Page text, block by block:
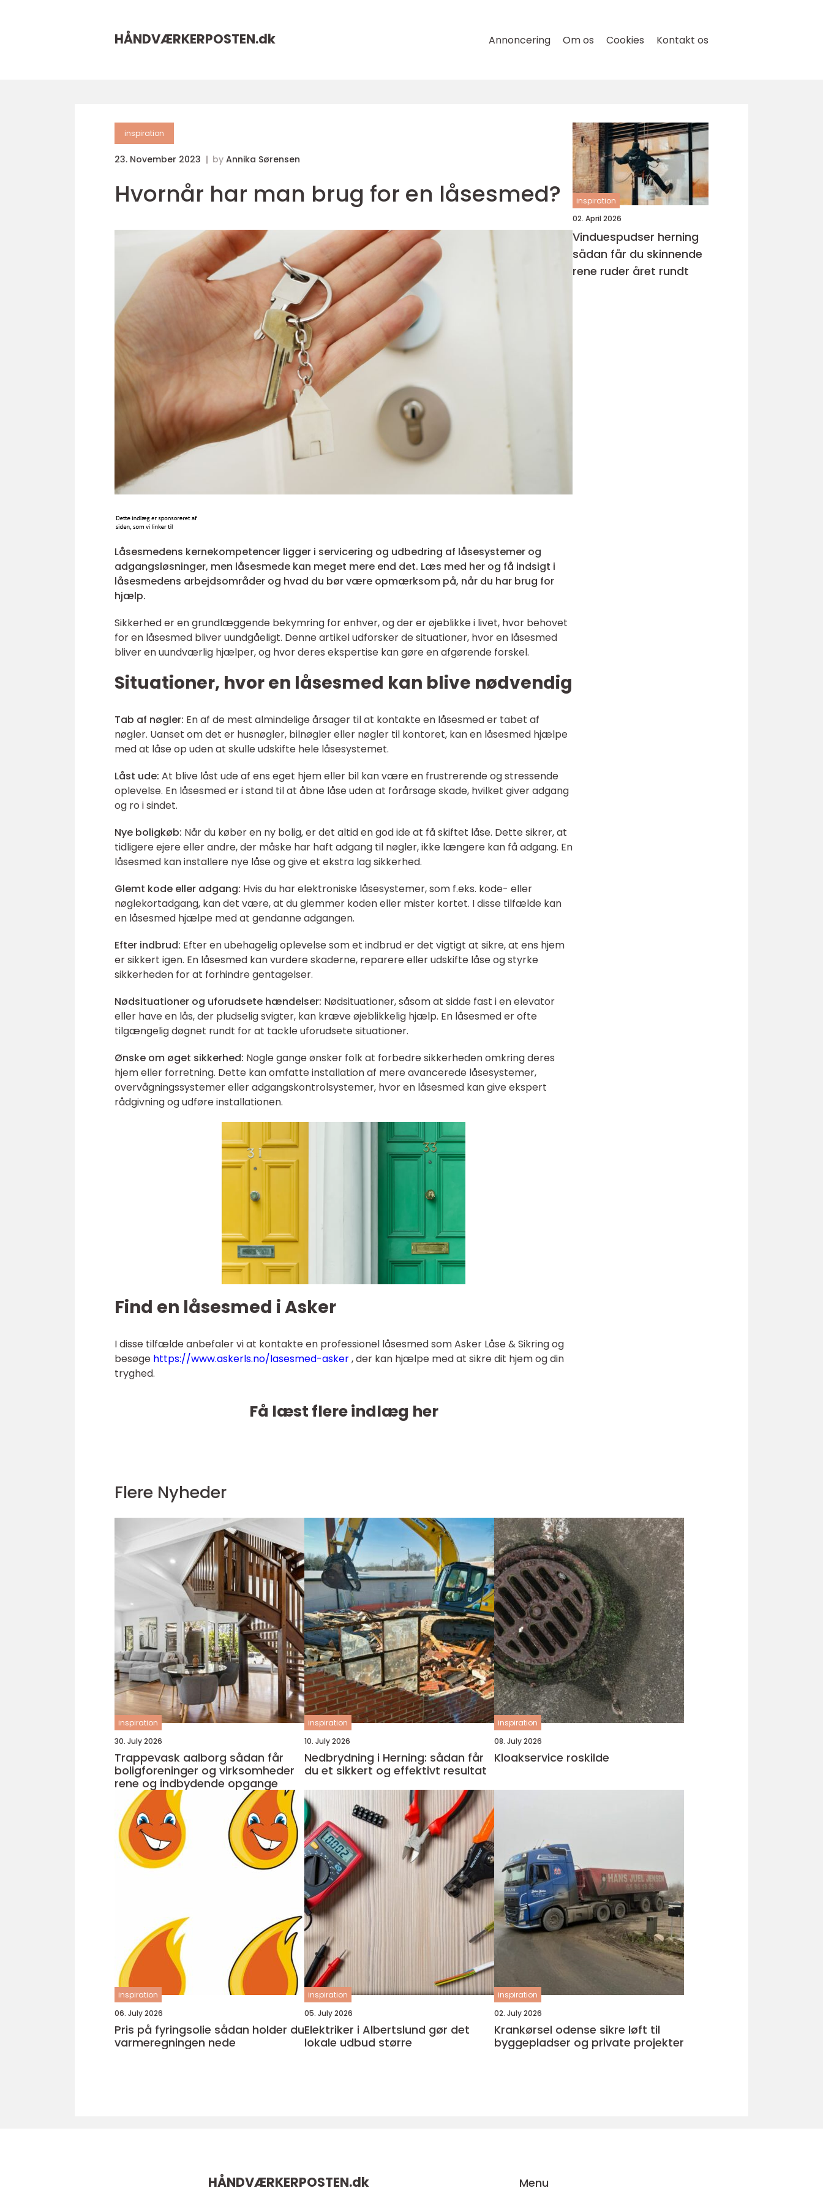
HÅNDVÆRKERPOSTEN.dk Annoncering Om os Cookies Kontakt os
inspiration
23. November 2023 by Annika Sørensen
Hvornår har man brug for en låsesmed?
Låsesmedens kernekompetencer ligger i servicering og udbedring af låsesystemer og
adgangsløsninger, men låsesmede kan meget mere end det. Læs med her og få indsigt i
låsesmedens arbejdsområder og hvad du bør være opmærksom på, når du har brug for
hjælp.
Sikkerhed er en grundlæggende bekymring for enhver, og der er øjeblikke i livet, hvor behovet
for en låsesmed bliver uundgåeligt. Denne artikel udforsker de situationer, hvor en låsesmed
bliver en uundværlig hjælper, og hvor deres ekspertise kan gøre en afgørende forskel.
Situationer, hvor en låsesmed kan blive nødvendig
Tab af nøgler: En af de mest almindelige årsager til at kontakte en låsesmed er tabet af
nøgler. Uanset om det er husnøgler, bilnøgler eller nøgler til kontoret, kan en låsesmed hjælpe
med at låse op uden at skulle udskifte hele låsesystemet.
Låst ude: At blive låst ude af ens eget hjem eller bil kan være en frustrerende og stressende
oplevelse. En låsesmed er i stand til at åbne låse uden at forårsage skade, hvilket giver adgang
og ro i sindet.
Nye boligkøb: Når du køber en ny bolig, er det altid en god ide at få skiftet låse. Dette sikrer, at
tidligere ejere eller andre, der måske har haft adgang til nøgler, ikke længere kan få adgang. En
låsesmed kan installere nye låse og give et ekstra lag sikkerhed.
Glemt kode eller adgang: Hvis du har elektroniske låsesystemer, som f.eks. kode- eller
nøglekortadgang, kan det være, at du glemmer koden eller mister kortet. I disse tilfælde kan
en låsesmed hjælpe med at gendanne adgangen.
Efter indbrud: Efter en ubehagelig oplevelse som et indbrud er det vigtigt at sikre, at ens hjem
er sikkert igen. En låsesmed kan vurdere skaderne, reparere eller udskifte låse og styrke
sikkerheden for at forhindre gentagelser.
Nødsituationer og uforudsete hændelser: Nødsituationer, såsom at sidde fast i en elevator
eller have en lås, der pludselig svigter, kan kræve øjeblikkelig hjælp. En låsesmed er ofte
tilgængelig døgnet rundt for at tackle uforudsete situationer.
Ønske om øget sikkerhed: Nogle gange ønsker folk at forbedre sikkerheden omkring deres
hjem eller forretning. Dette kan omfatte installation af mere avancerede låsesystemer,
overvågningssystemer eller adgangskontrolsystemer, hvor en låsesmed kan give ekspert
rådgivning og udføre installationen.
Find en låsesmed i Asker
I disse tilfælde anbefaler vi at kontakte en professionel låsesmed som Asker Låse & Sikring og
besøge https://www.askerls.no/lasesmed-asker, der kan hjælpe med at sikre dit hjem og din
tryghed.
Få læst flere indlæg her
inspiration
02. April 2026
Vinduespudser herning
sådan får du skinnende
rene ruder året rundt
Flere Nyheder
inspiration
30. July 2026
Trappevask aalborg sådan får
boligforeninger og virksomheder
rene og indbydende opgange
inspiration
10. July 2026
Nedbrydning i Herning: sådan får
du et sikkert og effektivt resultat
inspiration
08. July 2026
Kloakservice roskilde
inspiration
06. July 2026
Pris på fyringsolie sådan holder du
varmeregningen nede
inspiration
05. July 2026
Elektriker i Albertslund gør det
lokale udbud større
inspiration
02. July 2026
Krankørsel odense sikre løft til
byggepladser og private projekter
HÅNDVÆRKERPOSTEN.dk Menu